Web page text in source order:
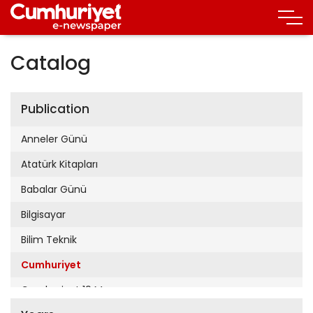
Catalog
Publication
Anneler Günü
Atatürk Kitapları
Babalar Günü
Bilgisayar
Bilim Teknik
Cumhuriyet
Cumhuriyet 19 Mayıs